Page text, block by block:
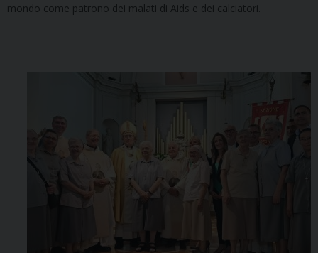
mondo come patrono dei malati di Aids e dei calciatori.